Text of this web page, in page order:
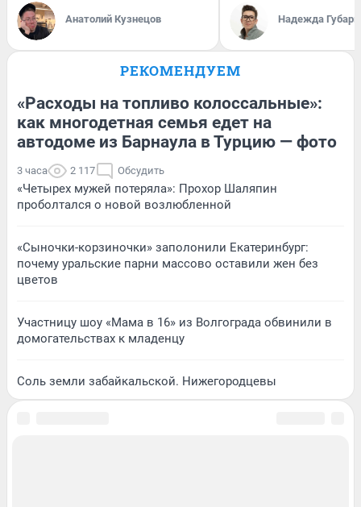
Анатолий Кузнецов Надежда Губарь
РЕКОМЕНДУЕМ
«Расходы на топливо колоссальные»:
как многодетная семья едет на
автодоме из Барнаула в Турцию — фото
3 часа 2 117 Обсудить
«Четырех мужей потеряла»: Прохор Шаляпин
проболтался о новой возлюбленной
«Сыночки-корзиночки» заполонили Екатеринбург:
почему уральские парни массово оставили жен без
цветов
Участницу шоу «Мама в 16» из Волгограда обвинили в
домогательствах к младенцу
Соль земли забайкальской. Нижегородцевы